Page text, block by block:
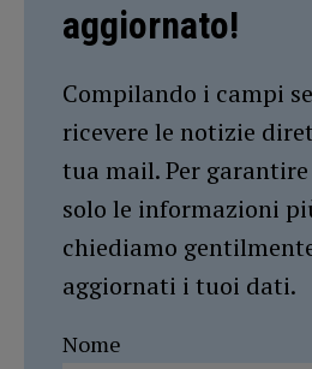
aggiornato!
Compilando i campi
ricevere le notizie
tua mail. Per
solo le informazioni
chiediamo
aggiornati i tuoi dati.
Nome